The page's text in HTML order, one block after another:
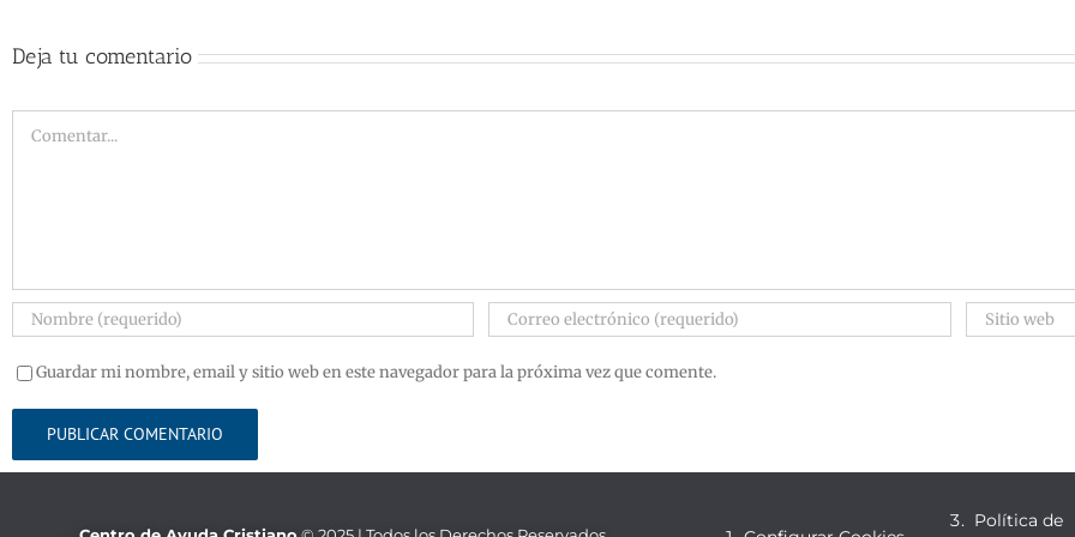
Deja tu comentario
Guardar mi nombre, email y sitio web en este navegador para la próxima vez que comente.
Política de